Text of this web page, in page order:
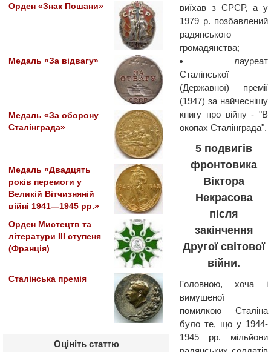
Орден «Знак Пошани»
Медаль «За відвагу»
Медаль «За оборону
Сталінграда»
Медаль «Двадцять
років перемоги у
Великій Вітчизняній
війні 1941—1945 рр.»
Орден Мистецтв та
літератури IІІ ступеня
(Франція)
Сталінська премія
Оцініть статтю
виїхав з СРСР, а у
1979 р. позбавлений
радянського
громадянства;
лауреат
Сталінської
(Державної) премії
(1947) за найчеснішу
книгу про війну - "В
окопах Сталінграда".
5 подвигів
фронтовика
Віктора
Некрасова
після
закінчення
Другої світової
війни.
Головною, хоча і
вимушеної
помилкою Сталіна
було те, що у 1944-
1945 рр. мільйони